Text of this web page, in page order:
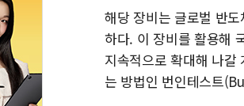
해당 장비는 글로벌 반
하다. 이 장비를 활용해
지속적으로 확대해 나
는 방법인 번인테스트